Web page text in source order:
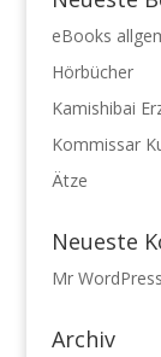
eBooks
Hörbücher
Kamishibai
Kommissar
Ätze
Neueste
Mr WordPress
Archiv